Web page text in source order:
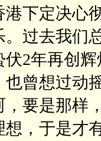
下定决心
过去我们
伏2年再创
也曾想过动
，要是那样
，于是才